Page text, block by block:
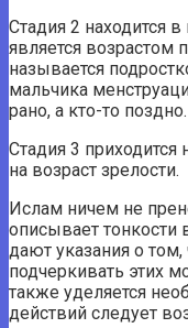
Стадия 2 находится в
является возрастом
называется
мальчика
рано, а кто-то поздно.
Стадия 3 приходится
на возраст зрелости.
Ислам ничем не
описывает тонкости
дают указания о
подчеркивать этих
также уделяется
действий следует